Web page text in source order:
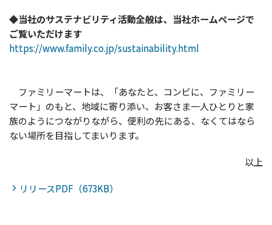
◆当社のサステナビリティ活動全般は、当社ホームページで
ご覧いただけます
https://www.family.co.jp/sustainability.html
ファミリーマートは、「あなたと、コンビに、ファミリー
マート」のもと、地域に寄り添い、お客さま一人ひとりと家
族のようにつながりながら、便利の先にある、なくてはなら
ない場所を目指してまいります。
以上
リリースPDF（673KB）